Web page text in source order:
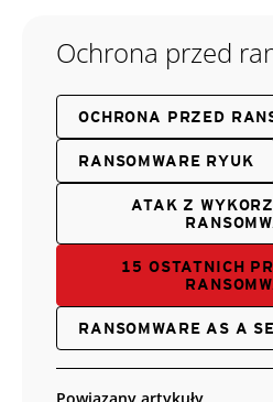
Ochrona przed
OCHRONA PRZED
RANSOMWARE RYUK
ATAK Z
15 OSTATNICH
RANSOMWARE AS A